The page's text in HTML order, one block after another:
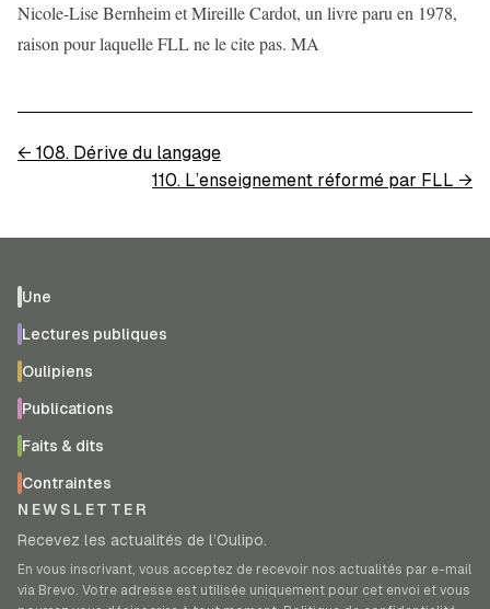
Nicole-Lise Bernheim et Mireille Cardot, un livre paru en 1978,
raison pour laquelle FLL ne le cite pas. MA
← 108. Dérive du langage
110. L’enseignement réformé par FLL →
Une
Lectures publiques
Oulipiens
Publications
Faits & dits
Contraintes
NEWSLETTER
Recevez les actualités de l’Oulipo.
En vous inscrivant, vous acceptez de recevoir nos actualités par e-mail
via Brevo. Votre adresse est utilisée uniquement pour cet envoi et vous